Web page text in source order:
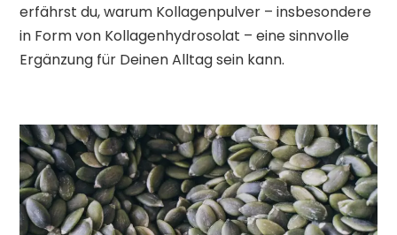
erfährst du, warum Kollagenpulver – insbesondere
in Form von Kollagenhydrosolat – eine sinnvolle
Ergänzung für Deinen Alltag sein kann.